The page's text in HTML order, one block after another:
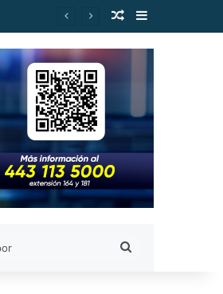
Publicación al
Barra lateral